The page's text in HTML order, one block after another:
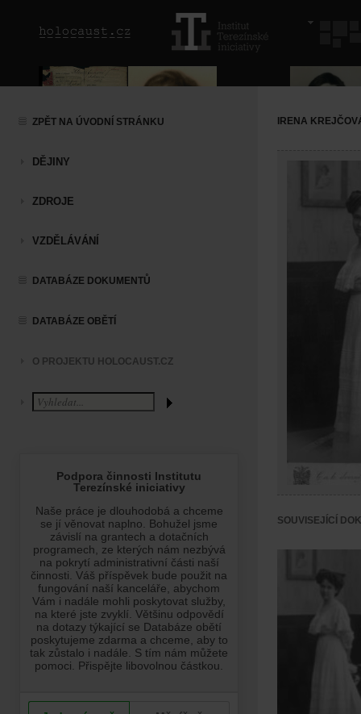
ZPĚT NA ÚVODNÍ STRÁNKU
DĚJINY
ZDROJE
VZDĚLÁVÁNÍ
DATABÁZE DOKUMENTŮ
DATABÁZE OBĚTÍ
O PROJEKTU HOLOCAUST.CZ
IRENA
SOUVISEJÍCÍ